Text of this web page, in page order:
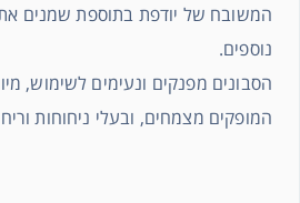
המשובח של יודפת בתוספת שמנים
נוספים.
הסבונים מפנקים ונעימים לשימוש,
המופקים מצמחים, ובעלי ניחוחות